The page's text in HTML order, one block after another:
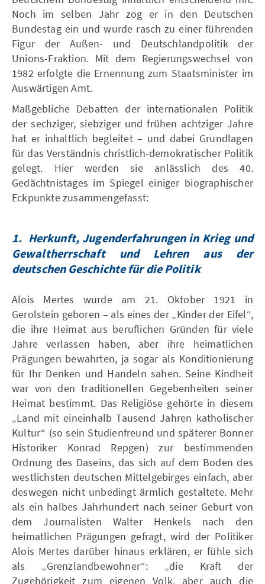
Noch im selben Jahr zog er in den Deutschen
Bundestag ein und wurde rasch zu einer führenden
Figur der Außen- und Deutschlandpolitik der
Unions-Fraktion. Mit dem Regierungswechsel von
1982 erfolgte die Ernennung zum Staatsminister im
Auswärtigen Amt.
Maßgebliche Debatten der internationalen Politik
der sechziger, siebziger und frühen achtziger Jahre
hat er inhaltlich begleitet – und dabei Grundlagen
für das Verständnis christlich-demokratischer Politik
gelegt. Hier werden sie anlässlich des 40.
Gedächtnistages im Spiegel einiger biographischer
Eckpunkte zusammengefasst:
1. Herkunft, Jugenderfahrungen in Krieg und
Gewaltherrschaft und Lehren aus der
deutschen Geschichte für die Politik
Alois Mertes wurde am 21. Oktober 1921 in
Gerolstein geboren – als eines der „Kinder der Eifel“,
die ihre Heimat aus beruflichen Gründen für viele
Jahre verlassen haben, aber ihre heimatlichen
Prägungen bewahrten, ja sogar als Konditionierung
für Ihr Denken und Handeln sahen. Seine Kindheit
war von den traditionellen Gegebenheiten seiner
Heimat bestimmt. Das Religiöse gehörte in diesem
„Land mit eineinhalb Tausend Jahren katholischer
Kultur“ (so sein Studienfreund und späterer Bonner
Historiker Konrad Repgen) zur bestimmenden
Ordnung des Daseins, das sich auf dem Boden des
westlichsten deutschen Mittelgebirges einfach, aber
deswegen nicht unbedingt ärmlich gestaltete. Mehr
als ein halbes Jahrhundert nach seiner Geburt von
dem Journalisten Walter Henkels nach den
heimatlichen Prägungen gefragt, wird der Politiker
Alois Mertes darüber hinaus erklären, er fühle sich
als „Grenzlandbewohner“: „die Kraft der
Zugehörigkeit zum eigenen Volk, aber auch die